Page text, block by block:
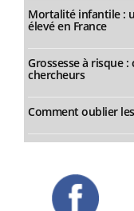
Mortalité infantile :
élevé en France
Grossesse à risque
chercheurs
Comment oublier